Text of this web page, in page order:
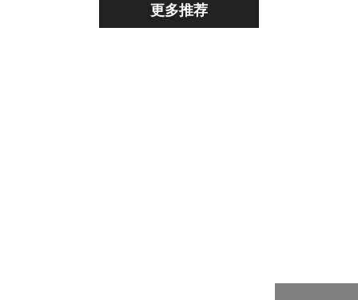
更多推荐